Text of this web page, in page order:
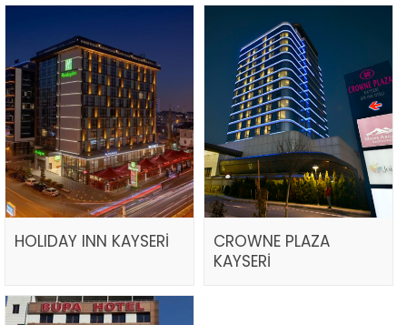
HOLIDAY INN KAYSERİ
CROWNE PLAZA
KAYSERİ